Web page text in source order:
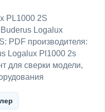
PL1000 2S
Logalux
PDF производителя:
Logalux Pl1000 2s
для сверки модели,